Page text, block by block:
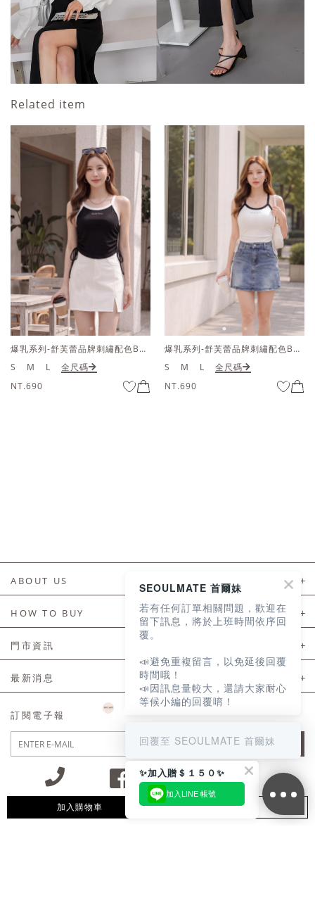
Related item
爆乳系列-舒芙蕾品牌刺繡配色BRATOP削肩上衣
S
M L
全尺碼
NT.690
爆乳系列-舒芙蕾品牌刺繡配色BRATOP削肩上衣
S
M L
全尺碼
NT.690
加入購物車 追蹤清單
ABOUT US
HOW TO BUY
如何購買
會員常見問題
訂單常見問題
商品售後服務
電子發票
國外會員服務
門市資訊
門市資訊
最新消息
LINE官方會員活動
訂閱電子報
JOIN
09:30~12:00 13:00~18:30 / Mon - Fri(例假日除外)
SEOULMATE 首爾妹
若有任何訂單相關問題，歡迎在
留下訊息，將於上班時間依序回
覆。
📣避免重複留言，以免延後回覆
時間哦！
📣因訊息量較大，還請大家耐心
等候小編的回覆唷！
回覆至 SEOULMATE 首爾妹
✨加入贈＄１５０✨
加入LINE 帳號